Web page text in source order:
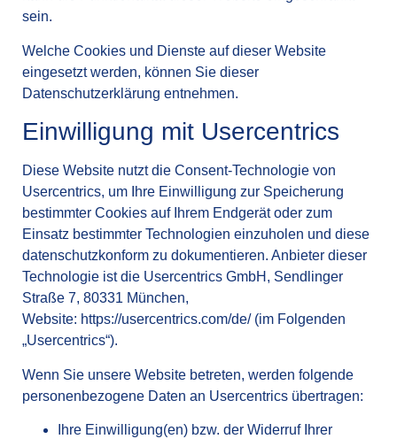
sein.
Welche Cookies und Dienste auf dieser Website
eingesetzt werden, können Sie dieser
Datenschutzerklärung entnehmen.
Einwilligung mit Usercentrics
Diese Website nutzt die Consent-Technologie von
Usercentrics, um Ihre Einwilligung zur Speicherung
bestimmter Cookies auf Ihrem Endgerät oder zum
Einsatz bestimmter Technologien einzuholen und diese
datenschutzkonform zu dokumentieren. Anbieter dieser
Technologie ist die Usercentrics GmbH, Sendlinger
Straße 7, 80331 München,
Website: https://usercentrics.com/de/(im Folgenden
„Usercentrics“).
Wenn Sie unsere Website betreten, werden folgende
personenbezogene Daten an Usercentrics übertragen:
Ihre Einwilligung(en) bzw. der Widerruf Ihrer